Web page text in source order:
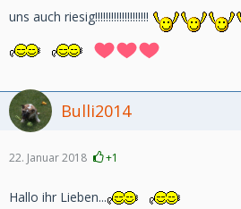
uns auch riesig!!!!!!!!!!!!!!!!!!!!
Bulli2014
22. Januar 2018 +1
Hallo ihr Lieben...